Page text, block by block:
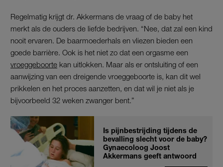
Regelmatig krijgt dr. Akkermans de vraag of de baby het
merkt als de ouders de liefde bedrijven. “Nee, dat zal een kind
nooit ervaren. De baarmoederhals en vliezen bieden een
goede barrière. Ook is het niet zo dat een orgasme een
vroeggeboorte kan uitlokken. Maar als er ontsluiting of een
aanwijzing van een dreigende vroeggeboorte is, kan dit wel
prikkelen en het proces aanzetten, en dat wil je niet als je
bijvoorbeeld 32 weken zwanger bent.”
Is pijnbestrijding tijdens de
bevalling slecht voor de baby?
Gynaecoloog Joost
Akkermans geeft antwoord